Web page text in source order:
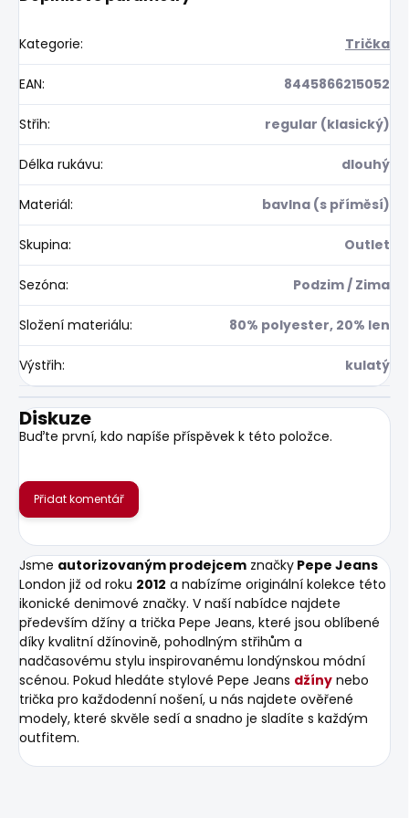
Kategorie: Trička
EAN: 8445866215052
Střih: regular (klasický)
Délka rukávu: dlouhý
Materiál: bavlna (s příměsí)
Skupina: Outlet
Sezóna: Podzim / Zima
Složení materiálu: 80% polyester, 20% len
Výstřih: kulatý
Diskuze
Buďte první, kdo napíše příspěvek k této položce.
Přidat komentář
Jsme autorizovaným prodejcem značky Pepe Jeans
London již od roku 2012 a nabízíme originální kolekce této
ikonické denimové značky. V naší nabídce najdete
především džíny a trička Pepe Jeans, které jsou oblíbené
díky kvalitní džínovině, pohodlným střihům a
nadčasovému stylu inspirovanému londýnskou módní
scénou. Pokud hledáte stylové Pepe Jeans džíny nebo
trička pro každodenní nošení, u nás najdete ověřené
modely, které skvěle sedí a snadno je sladíte s každým
outfitem.